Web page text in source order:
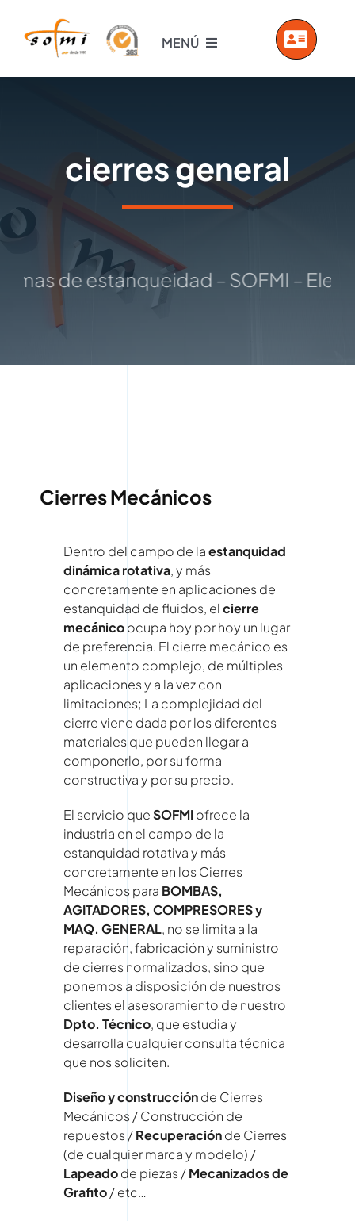
contenido
MENÚ
SERVICIOS
cierres general
de estanqueidad – SOFMI –
Cierres Mecánicos
Dentro del campo de laestanquidad
dinámica rotativa, y más
concretamente en aplicaciones de
estanquidad de fluidos, elcierre
mecánicoocupa hoy por hoy un lugar
de preferencia. El cierre mecánico es
un elemento complejo, de múltiples
aplicaciones y a la vez con
limitaciones; La complejidad del
cierre viene dada por los diferentes
materiales que pueden llegar a
componerlo, por su forma
constructiva y por su precio.
El servicio queSOFMIofrece la
industria en el campo de la
estanquidad rotativa y más
concretamente en los Cierres
Mecánicos para BOMBAS,
AGITADORES, COMPRESORES y
MAQ. GENERAL, no se limita a la
reparación, fabricación y suministro
de cierres normalizados, sino que
ponemos a disposición de nuestros
clientes el asesoramiento de nuestro
Dpto. Técnico, que estudia y
desarrolla cualquier consulta técnica
que nos soliciten.
Diseño y construcciónde Cierres
Mecánicos / Construcción de
repuestos /Recuperaciónde Cierres
(de cualquier marca y modelo) /
Lapeadode piezas /Mecanizados de
Grafito/ etc…